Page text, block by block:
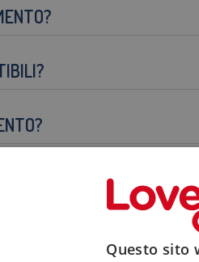
AGLI OLI E AI GRASSI?
Questo sito